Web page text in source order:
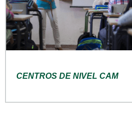
CENTROS DE NIVEL CAM